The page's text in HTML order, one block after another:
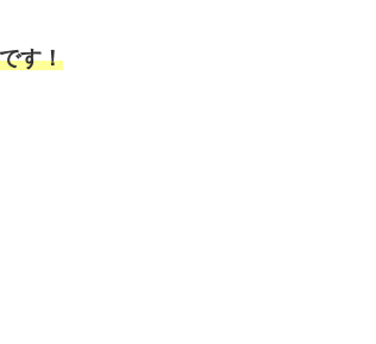
す！